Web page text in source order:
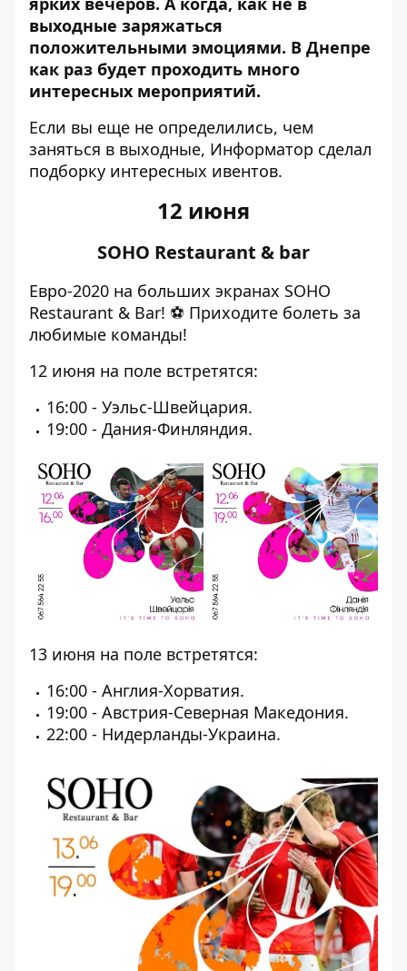
выходные заряжаться
положительными эмоциями. В Днепре
как раз будет проходить много
интересных мероприятий.
Если вы еще не определились, чем
заняться в выходные, Информатор сделал
подборку интересных ивентов.
12 июня
SOHO Restaurant & bar
Евро-2020 на больших экранах SOHO
Restaurant & Bar! ⚽️ Приходите болеть за
любимые команды!
12 июня на поле встретятся:
16:00 - Уэльс-Швейцария.
19:00 - Дания-Финляндия.
13 июня на поле встретятся:
16:00 - Англия-Хорватия.
19:00 - Австрия-Северная Македония.
22:00 - Нидерланды-Украина.